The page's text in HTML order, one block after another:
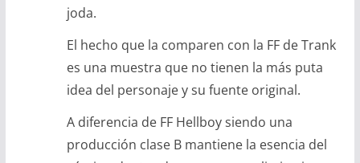
joda.
El hecho que la comparen con la FF de Trank
es una muestra que no tienen la más puta
idea del personaje y su fuente original.
A diferencia de FF Hellboy siendo una
producción clase B mantiene la esencia del